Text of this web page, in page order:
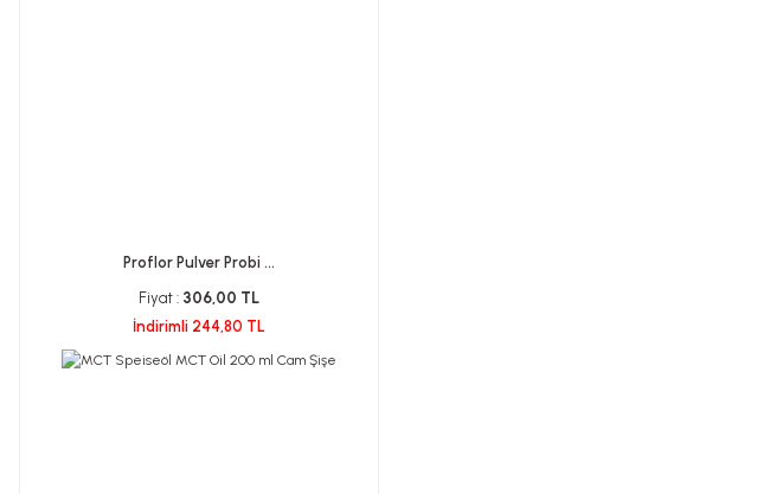
Proflor Pulver Probi ...
Fiyat : 306,00 TL
İndirimli 244,80 TL